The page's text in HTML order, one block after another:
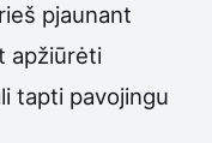
pjaunant
apžiūrėti
tapti pavojingu